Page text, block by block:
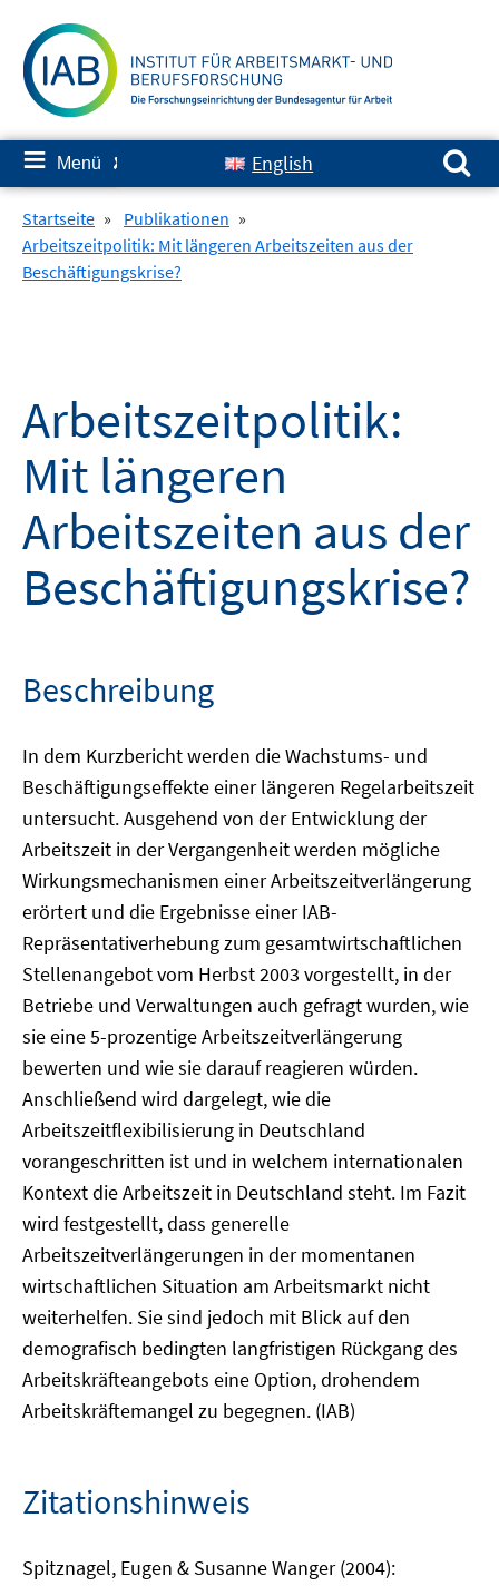
zum
Inhalt
≡ Menü ✘ English
Suchen nach:
Startseite » Publikationen »
Arbeitszeitpolitik: Mit längeren Arbeitszeiten aus der
Beschäftigungskrise?
Arbeitszeitpolitik:
Mit längeren
Arbeitszeiten aus der
Beschäftigungskrise?
Beschreibung
In dem Kurzbericht werden die Wachstums- und
Beschäftigungseffekte einer längeren Regelarbeitszeit
untersucht. Ausgehend von der Entwicklung der
Arbeitszeit in der Vergangenheit werden mögliche
Wirkungsmechanismen einer Arbeitszeitverlängerung
erörtert und die Ergebnisse einer IAB-
Repräsentativerhebung zum gesamtwirtschaftlichen
Stellenangebot vom Herbst 2003 vorgestellt, in der
Betriebe und Verwaltungen auch gefragt wurden, wie
sie eine 5-prozentige Arbeitszeitverlängerung
bewerten und wie sie darauf reagieren würden.
Anschließend wird dargelegt, wie die
Arbeitszeitflexibilisierung in Deutschland
vorangeschritten ist und in welchem internationalen
Kontext die Arbeitszeit in Deutschland steht. Im Fazit
wird festgestellt, dass generelle
Arbeitszeitverlängerungen in der momentanen
wirtschaftlichen Situation am Arbeitsmarkt nicht
weiterhelfen. Sie sind jedoch mit Blick auf den
demografisch bedingten langfristigen Rückgang des
Arbeitskräfteangebots eine Option, drohendem
Arbeitskräftemangel zu begegnen. (IAB)
Zitationshinweis
Spitznagel, Eugen & Susanne Wanger (2004):